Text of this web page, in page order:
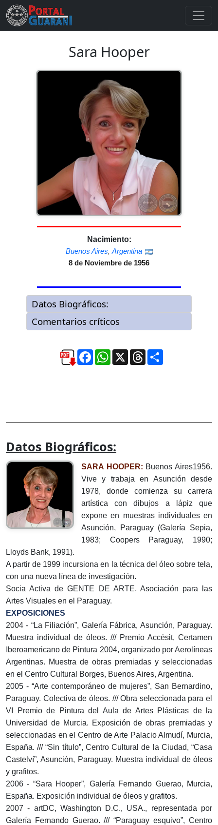
Sara Hooper
Nacimiento:
Buenos Aires, Argentina
8 de Noviembre de 1956
FacebookWhatsApp
X ThreadsCompartir
Datos Biográficos:
SARA HOOPER: Buenos Aires1956.
Vive y trabaja en Asunción desde
1978, donde comienza su carrera
artística con dibujos a lápiz que
expone en muestras individuales en
Asunción, Paraguay (Galería Sepia,
1983; Coopers Paraguay, 1990;
Lloyds Bank, 1991).
A partir de 1999 incursiona en la técnica del óleo sobre tela,
con una nueva línea de investigación.
Socia Activa de GENTE DE ARTE, Asociación para las
Artes Visuales en el Paraguay.
EXPOSICIONES
2004 - “La Filiación”, Galería Fábrica, Asunción, Paraguay.
Muestra individual de óleos. /// Premio Accésit, Certamen
Iberoamericano de Pintura 2004, organizado por Aerolíneas
Argentinas. Muestra de obras premiadas y seleccionadas
en el Centro Cultural Borges, Buenos Aires, Argentina.
2005 - “Arte contemporáneo de mujeres”, San Bernardino,
Paraguay. Colectiva de óleos. /// Obra seleccionada para el
VI Premio de Pintura del Aula de Artes Plásticas de la
Universidad de Murcia. Exposición de obras premiadas y
seleccionadas en el Centro de Arte Palacio Almudí, Murcia,
España. /// “Sin título”, Centro Cultural de la Ciudad, “Casa
Castelví”, Asunción, Paraguay. Muestra individual de óleos
y grafitos.
2006 - “Sara Hooper”, Galería Fernando Guerao, Murcia,
España. Exposición individual de óleos y grafitos.
2007 - artDC, Washington D.C., USA., representada por
Galería Fernando Guerao. /// “Paraguay esquivo”, Centro